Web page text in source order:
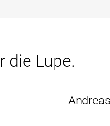
die Lupe.